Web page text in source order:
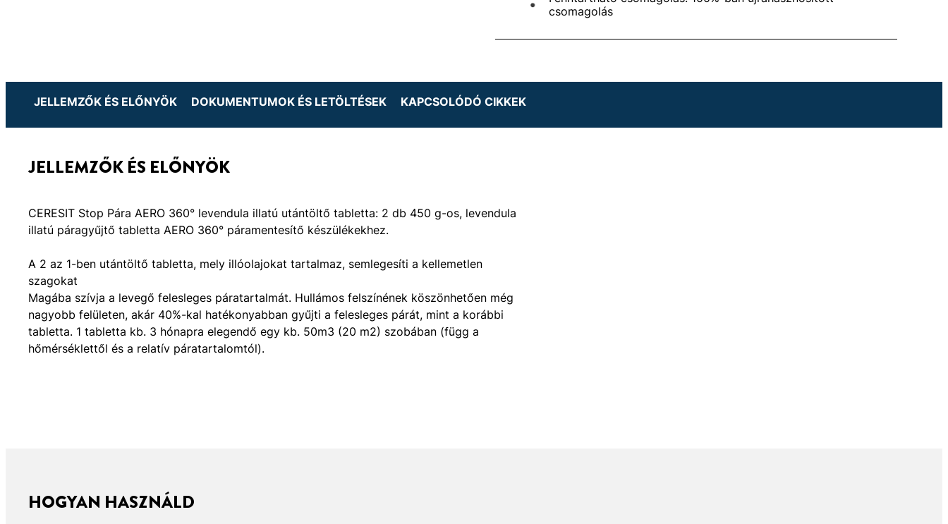
csomagolás
JELLEMZŐK ÉS ELŐNYÖK DOKUMENTUMOK ÉS LETÖLTÉSEK KAPCSOLÓDÓ CIKKEK
JELLEMZŐK ÉS ELŐNYÖK
CERESIT Stop Pára AERO 360° levendula illatú utántöltő tabletta: 2 db 450 g-os, levendula
illatú páragyűjtő tabletta AERO 360° páramentesítő készülékekhez.
A 2 az 1-ben utántöltő tabletta, mely illóolajokat tartalmaz, semlegesíti a kellemetlen
szagokat
Magába szívja a levegő felesleges páratartalmát. Hullámos felszínének köszönhetően még
nagyobb felületen, akár 40%-kal hatékonyabban gyűjti a felesleges párát, mint a korábbi
tabletta. 1 tabletta kb. 3 hónapra elegendő egy kb. 50m3 (20 m2) szobában (függ a
hőmérséklettől és a relatív páratartalomtól).
HOGYAN HASZNÁLD